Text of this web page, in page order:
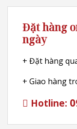
Đặt hàng
ngày
+ Đặt hàng
+ Giao hàng
Hotline: